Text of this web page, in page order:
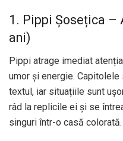
1. Pippi Șosețica –
ani)
Pippi atrage imediat
umor și energie.
textul, iar situațiile sunt
râd la replicile ei și se
singuri într-o casă colorată.